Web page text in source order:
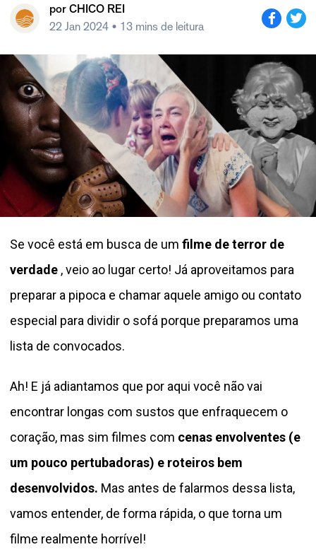
por CHICO REI
22 Jan 2024 • 13 mins de leitura
Se você está em busca de um filme de terror de
verdade , veio ao lugar certo! Já aproveitamos para
preparar a pipoca e chamar aquele amigo ou contato
especial para dividir o sofá porque preparamos uma
lista de convocados.
Ah! E já adiantamos que por aqui você não vai
encontrar longas com sustos que enfraquecem o
coração, mas sim filmes com cenas envolventes (e
um pouco pertubadoras) e roteiros bem
desenvolvidos. Mas antes de falarmos dessa lista,
vamos entender, de forma rápida, o que torna um
filme realmente horrível!